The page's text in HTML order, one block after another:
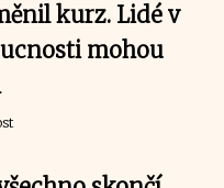
kurz. Lidé v
mohou